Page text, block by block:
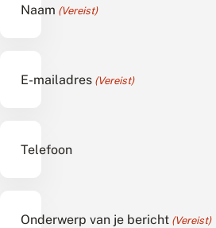
Naam (Vereist)
E-mailadres (Vereist)
Telefoon
Onderwerp van je bericht (Vereist)